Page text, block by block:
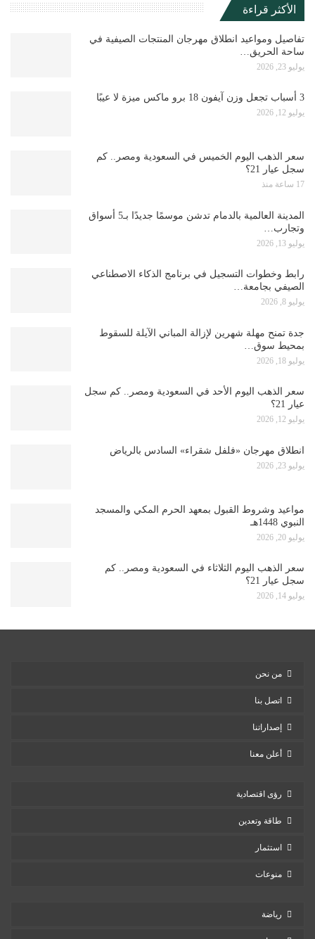
الأكثر قراءة
تفاصيل ومواعيد انطلاق مهرجان المنتجات الصيفية في
ساحة الحريق…
يوليو 23, 2026
3 أسباب تجعل وزن آيفون 18 برو ماكس ميزة لا عيبًا
يوليو 12, 2026
سعر الذهب اليوم الخميس في السعودية ومصر.. كم
سجل عيار 21؟
17 ساعة منذ
المدينة العالمية بالدمام تدشن موسمًا جديدًا بـ5 أسواق
وتجارب…
يوليو 13, 2026
رابط وخطوات التسجيل في برنامج الذكاء الاصطناعي
الصيفي بجامعة…
يوليو 8, 2026
جدة تمنح مهلة شهرين لإزالة المباني الآيلة للسقوط
بمحيط سوق…
يوليو 18, 2026
سعر الذهب اليوم الأحد في السعودية ومصر.. كم سجل
عيار 21؟
يوليو 12, 2026
انطلاق مهرجان «فلفل شقراء» السادس بالرياض
يوليو 23, 2026
مواعيد وشروط القبول بمعهد الحرم المكي والمسجد
النبوي 1448هـ
يوليو 20, 2026
سعر الذهب اليوم الثلاثاء في السعودية ومصر.. كم
سجل عيار 21؟
يوليو 14, 2026
من نحن
اتصل بنا
إصداراتنا
أعلن معنا
رؤى اقتصادية
طاقة وتعدين
استثمار
منوعات
رياضة